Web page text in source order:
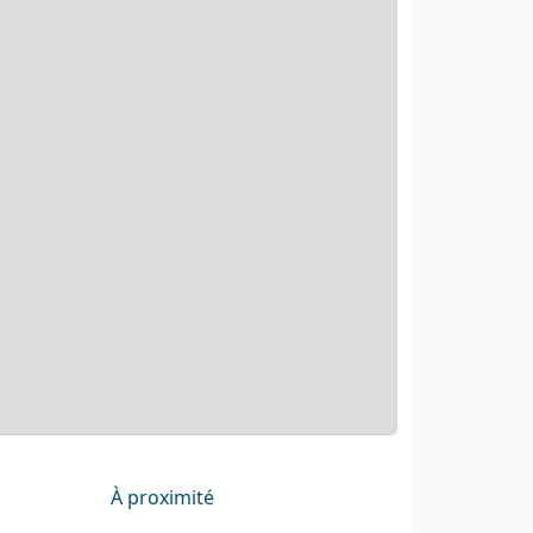
À proximité